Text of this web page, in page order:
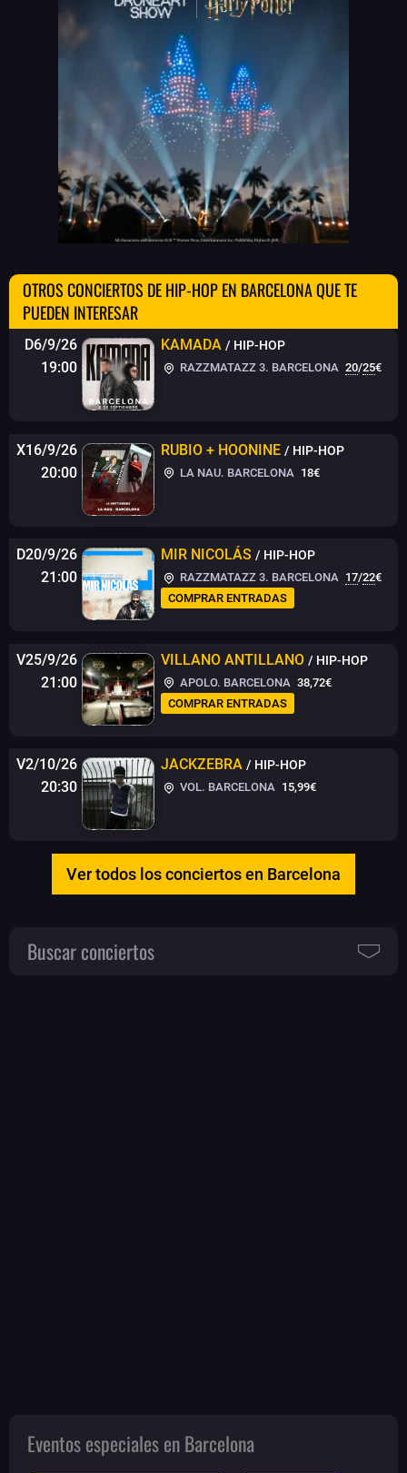
OTROS CONCIERTOS DE HIP-HOP EN BARCELONA QUE TE
PUEDEN INTERESAR
D6/9/26
19:00
KAMADA / HIP-HOP
RAZZMATAZZ 3. BARCELONA 20/25€
X16/9/26
20:00
RUBIO + HOONINE / HIP-HOP
LA NAU. BARCELONA 18€
D20/9/26
21:00
MIR NICOLÁS / HIP-HOP
RAZZMATAZZ 3. BARCELONA 17/22€
COMPRAR ENTRADAS
V25/9/26
21:00
VILLANO ANTILLANO / HIP-HOP
APOLO. BARCELONA 38,72€
COMPRAR ENTRADAS
V2/10/26
20:30
JACKZEBRA / HIP-HOP
VOL. BARCELONA 15,99€
Ver todos los conciertos en Barcelona
Buscar conciertos
Eventos especiales en Barcelona